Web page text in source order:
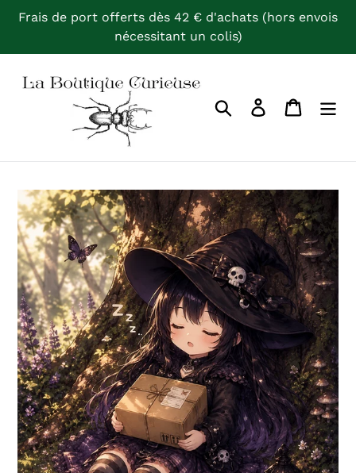
Frais de port offerts dès 42 € d'achats (hors envois
nécessitant un colis)
RechercherSe connecter
Panier